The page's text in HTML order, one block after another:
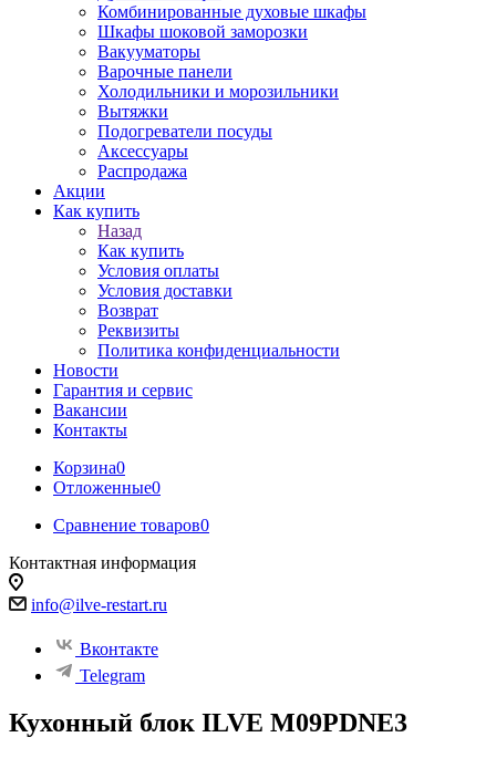
Комбинированные духовые шкафы
Шкафы шоковой заморозки
Вакууматоры
Варочные панели
Холодильники и морозильники
Вытяжки
Подогреватели посуды
Аксессуары
Распродажа
Акции
Как купить
Назад
Как купить
Условия оплаты
Условия доставки
Возврат
Реквизиты
Политика конфиденциальности
Новости
Гарантия и сервис
Вакансии
Контакты
Корзина0
Отложенные0
Сравнение товаров0
Контактная информация
info@ilve-restart.ru
Вконтакте
Telegram
Кухонный блок ILVE M09PDNE3